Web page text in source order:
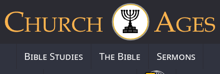
Bible Studies The Bible
Sermons